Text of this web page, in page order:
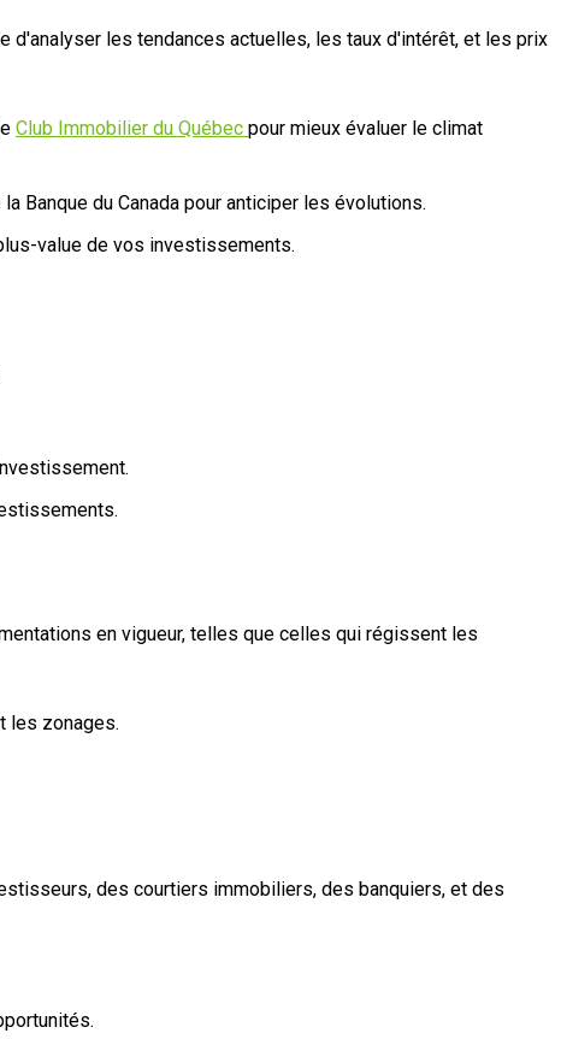
d'analyser les tendances actuelles, les taux d'intérêt, et les prix
Club Immobilier du Québec pour mieux évaluer le climat
Banque du Canada pour anticiper les évolutions.
value de vos investissements.
en vigueur, telles que celles qui régissent les
les zonages.
des courtiers immobiliers, des banquiers, et des